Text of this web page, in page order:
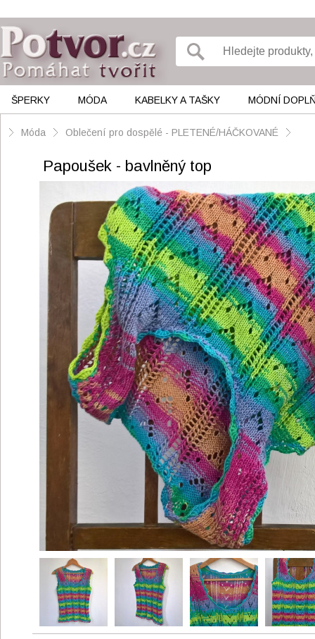
ŠPERKY MÓDA KABELKY A TAŠKY MÓDNÍ
Móda Oblečení pro dospělé - PLETENÉ/HÁČKOVANÉ
Papoušek - bavlněný top